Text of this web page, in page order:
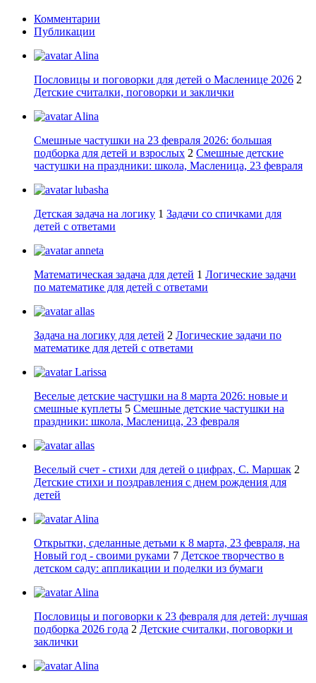
Комментарии
Публикации
Alina
Пословицы и поговорки для детей о Масленице 2026 2
Детские считалки, поговорки и заклички
Alina
Смешные частушки на 23 февраля 2026: большая
подборка для детей и взрослых 2 Смешные детские
частушки на праздники: школа, Масленица, 23 февраля
lubasha
Детская задача на логику 1 Задачи со спичками для
детей с ответами
anneta
Математическая задача для детей 1 Логические задачи
по математике для детей с ответами
allas
Задача на логику для детей 2 Логические задачи по
математике для детей с ответами
Larissa
Веселые детские частушки на 8 марта 2026: новые и
смешные куплеты 5 Смешные детские частушки на
праздники: школа, Масленица, 23 февраля
allas
Веселый счет - стихи для детей о цифрах, С. Маршак 2
Детские стихи и поздравления с днем рождения для
детей
Alina
Открытки, сделанные детьми к 8 марта, 23 февраля, на
Новый год - своими руками 7 Детское творчество в
детском саду: аппликации и поделки из бумаги
Alina
Пословицы и поговорки к 23 февраля для детей: лучшая
подборка 2026 года 2 Детские считалки, поговорки и
заклички
Alina